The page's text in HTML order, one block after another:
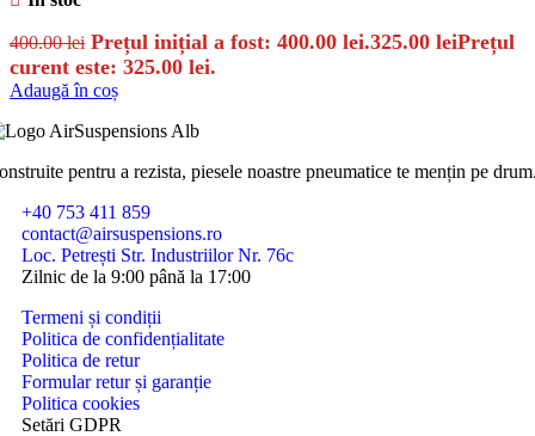
400.00lei Prețul inițial a fost: 400.00 lei.325.00 leiPrețul
curent este: 325.00 lei.
Adaugă în coș
pentru a rezista, piesele noastre pneumatice te mențin pe
+40 753 411 859
contact@airsuspensions.ro
Loc. Petrești Str. Industriilor Nr. 76c
Zilnic de la 9:00 până la 17:00
Termeni și condiții
Politica de confidențialitate
Politica de retur
Formular retur și garanție
Politica cookies
Setări GDPR